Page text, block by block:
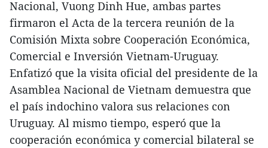
Nacional, Vuong Dinh Hue, ambas partes
firmaron el Acta de la tercera reunión de la
Comisión Mixta sobre Cooperación Económica,
Comercial e Inversión Vietnam-Uruguay.
Enfatizó que la visita oficial del presidente de la
Asamblea Nacional de Vietnam demuestra que
el país indochino valora sus relaciones con
Uruguay. Al mismo tiempo, esperó que la
cooperación económica y comercial bilateral se